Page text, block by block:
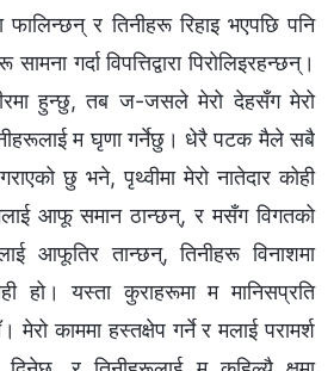
र तिनीहरू रिहाइ भएपछि पनि
गर्दा विपत्तिद्वारा पिरोलिइरहन्छन्।
हुन्छु, तब ज-जसले मेरो देहसँग मेरो
म घृणा गर्नेछु। धेरै पटक मैले सबै
छु भने, पृथ्वीमा मेरो नातेदार कोही
आफू समान ठान्छन्, र मसँग विगतको
आफूतिर तान्छन्, तिनीहरू विनाशमा
हो। यस्ता कुराहरूमा म मानिसप्रति
काममा हस्तक्षेप गर्ने र मलाई परामर्श